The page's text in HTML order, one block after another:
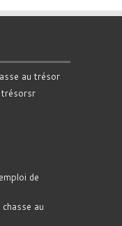
au trésor
trésorsr
de
au